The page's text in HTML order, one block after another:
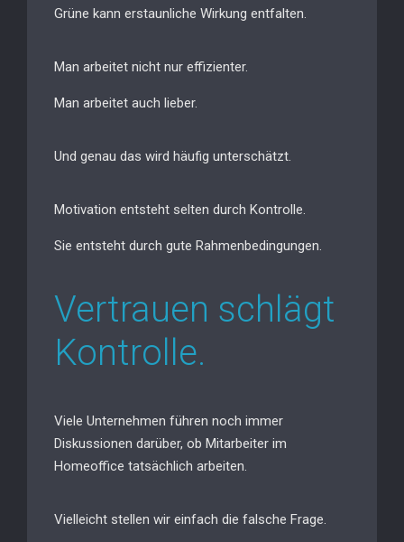
Grüne kann erstaunliche Wirkung entfalten.
Man arbeitet nicht nur effizienter.
Man arbeitet auch lieber.
Und genau das wird häufig unterschätzt.
Motivation entsteht selten durch Kontrolle.
Sie entsteht durch gute Rahmenbedingungen.
Vertrauen schlägt
Kontrolle.
Viele Unternehmen führen noch immer
Diskussionen darüber, ob Mitarbeiter im
Homeoffice tatsächlich arbeiten.
Vielleicht stellen wir einfach die falsche Frage.